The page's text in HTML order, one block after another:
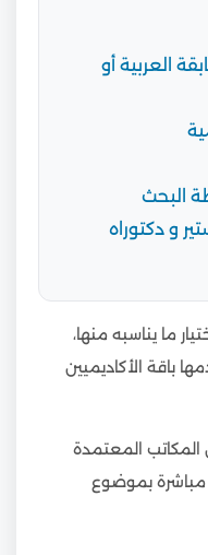
العربية أو
البحث
و دكتوراه
ما يناسبه منها،
باقة الأكاديميين
المعتمدة
بموضوع